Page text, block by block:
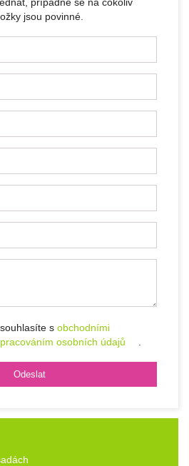
případně se na cokoliv
jsou povinné.
s obchodními
osobních údajů